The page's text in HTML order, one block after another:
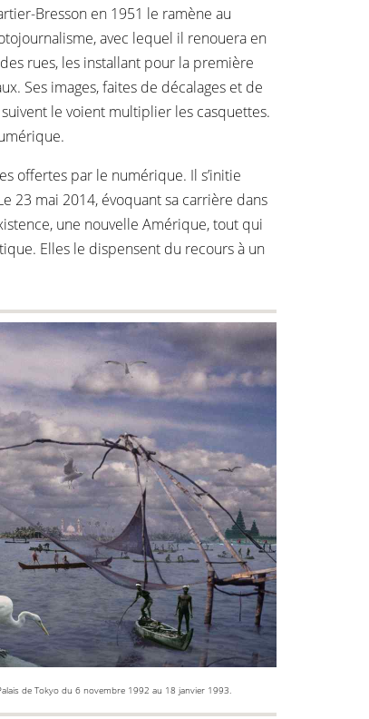
Bresson en 1951 le ramène au
avec lequel il renouera en
rues, les installant pour la première
Ses images, faites de décalages et de
le voient multiplier les casquettes.
offertes par le numérique. Il s’initie
23 mai 2014, évoquant sa carrière dans
une nouvelle Amérique, tout qui
Elles le dispensent du recours à un
de Tokyo du 6 novembre 1992 au 18 janvier 1993.